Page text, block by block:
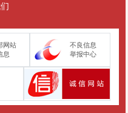
网站
息
不良信息
举报中心